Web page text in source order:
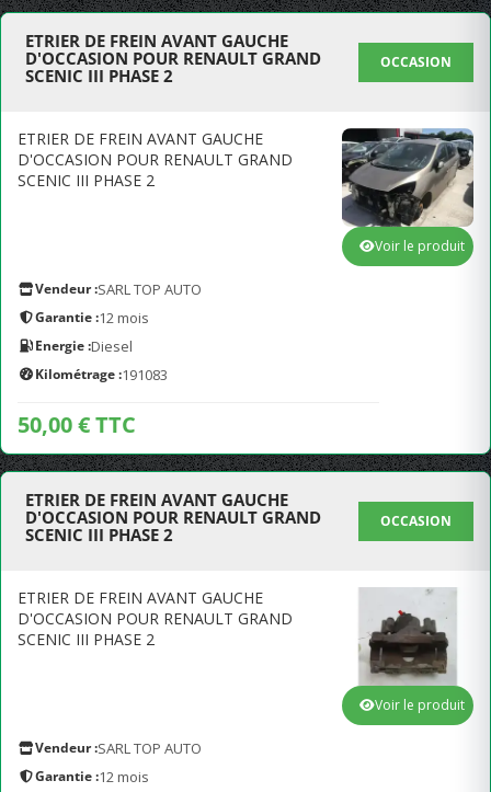
ETRIER DE FREIN AVANT GAUCHE
D'OCCASION POUR RENAULT GRAND
SCENIC III PHASE 2
OCCASION
ETRIER DE FREIN AVANT GAUCHE
D'OCCASION POUR RENAULT GRAND
SCENIC III PHASE 2
Vendeur :SARL TOP AUTO
Garantie :12 mois
Energie :Diesel
Kilométrage :191083
50,00 € TTC
Voir le produit
ETRIER DE FREIN AVANT GAUCHE
D'OCCASION POUR RENAULT GRAND
SCENIC III PHASE 2
OCCASION
ETRIER DE FREIN AVANT GAUCHE
D'OCCASION POUR RENAULT GRAND
SCENIC III PHASE 2
Vendeur :SARL TOP AUTO
Garantie :12 mois
Voir le produit